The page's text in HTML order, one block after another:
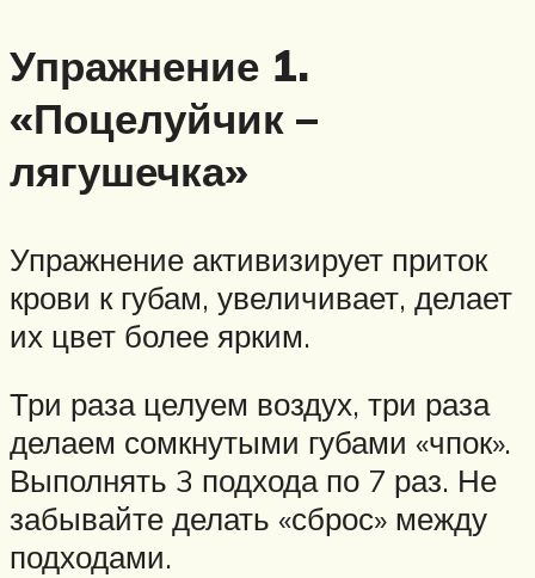
Упражнение 1.
«Поцелуйчик –
лягушечка»
Упражнение активизирует приток
крови к губам, увеличивает, делает
их цвет более ярким.
Три раза целуем воздух, три раза
делаем сомкнутыми губами «чпок».
Выполнять 3 подхода по 7 раз. Не
забывайте делать «сброс» между
подходами.